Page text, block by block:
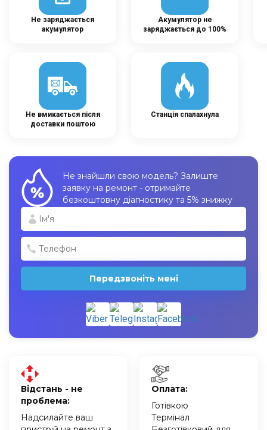
Не заряджається
акумулятор
Акумулятор не
заряджається до 100%
Не вмикається після
доставки поштою
Станція спалахнула
Не знайшли свою модель? Залиште
заявку на ремонт - отримайте
безкоштовну діагностику та 5% знижку
Передзвоніть мені
Відстань - не
проблема:
Надсилайте ваш
Оплата:
Готівкою
Термінал